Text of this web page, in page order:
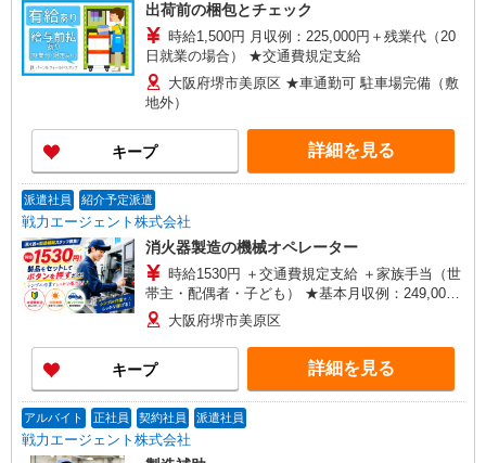
出荷前の梱包とチェック
時給1,500円 月収例：225,000円＋残業代（20
日就業の場合） ★交通費規定支給
大阪府堺市美原区 ★車通勤可 駐車場完備（敷
地外）
キープ 詳細を見る
派遣社員 紹介予定派遣
戦力エージェント株式会社
消火器製造の機械オペレーター
時給1530円 ＋交通費規定支給 ＋家族手当（世
帯主・配偶者・子ども） ★基本月収例：249,000
円 （時給1,530円×実働7時間45分×月21日勤務の
場合） ※ここに交通費、家族手当や残業手当など
もプラスされます！ ☆勤務後、スグに受け取れる
前払い制度完備！
大阪府堺市美原区
キープ 詳細を見る
アルバイト 正社員 契約社員 派遣社員
戦力エージェント株式会社